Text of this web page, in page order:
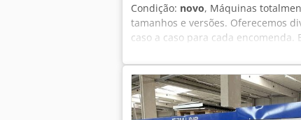
Condição: novo, Máquinas
tamanhos e versões. Oferecemos
caso a caso para cada